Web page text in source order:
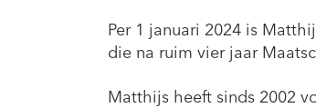
Per 1 januari 2024 is
die na ruim vier jaar
Matthijs heeft sinds 2002